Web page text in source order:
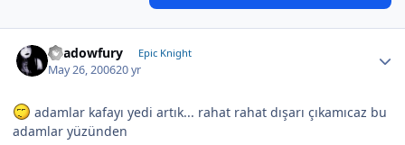
Shadowfury Epic Knight
May 26, 200620 yr
adamlar kafayı yedi artık... rahat rahat dışarı çıkamıcaz bu
adamlar yüzünden